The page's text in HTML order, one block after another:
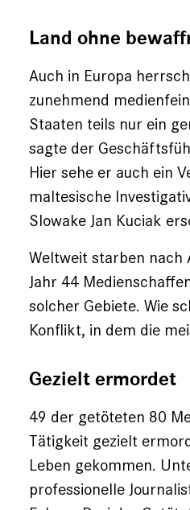
Land ohne
Auch in Europa
zunehmend
Staaten teils nur ein
sagte der
Hier sehe er auch ein
maltesische
Slowake Jan Kuciak
Weltweit starben nach
Jahr 44
solcher Gebiete. Wie
Konflikt, in dem die
Gezielt ermordet
49 der getöteten 80
Tätigkeit gezielt
Leben gekommen.
professionelle